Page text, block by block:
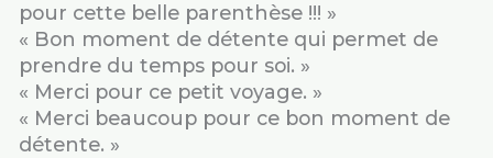
pour cette belle parenthèse !!! »
« Bon moment de détente qui permet de
prendre du temps pour soi. »
« Merci pour ce petit voyage. »
« Merci beaucoup pour ce bon moment de
détente. »